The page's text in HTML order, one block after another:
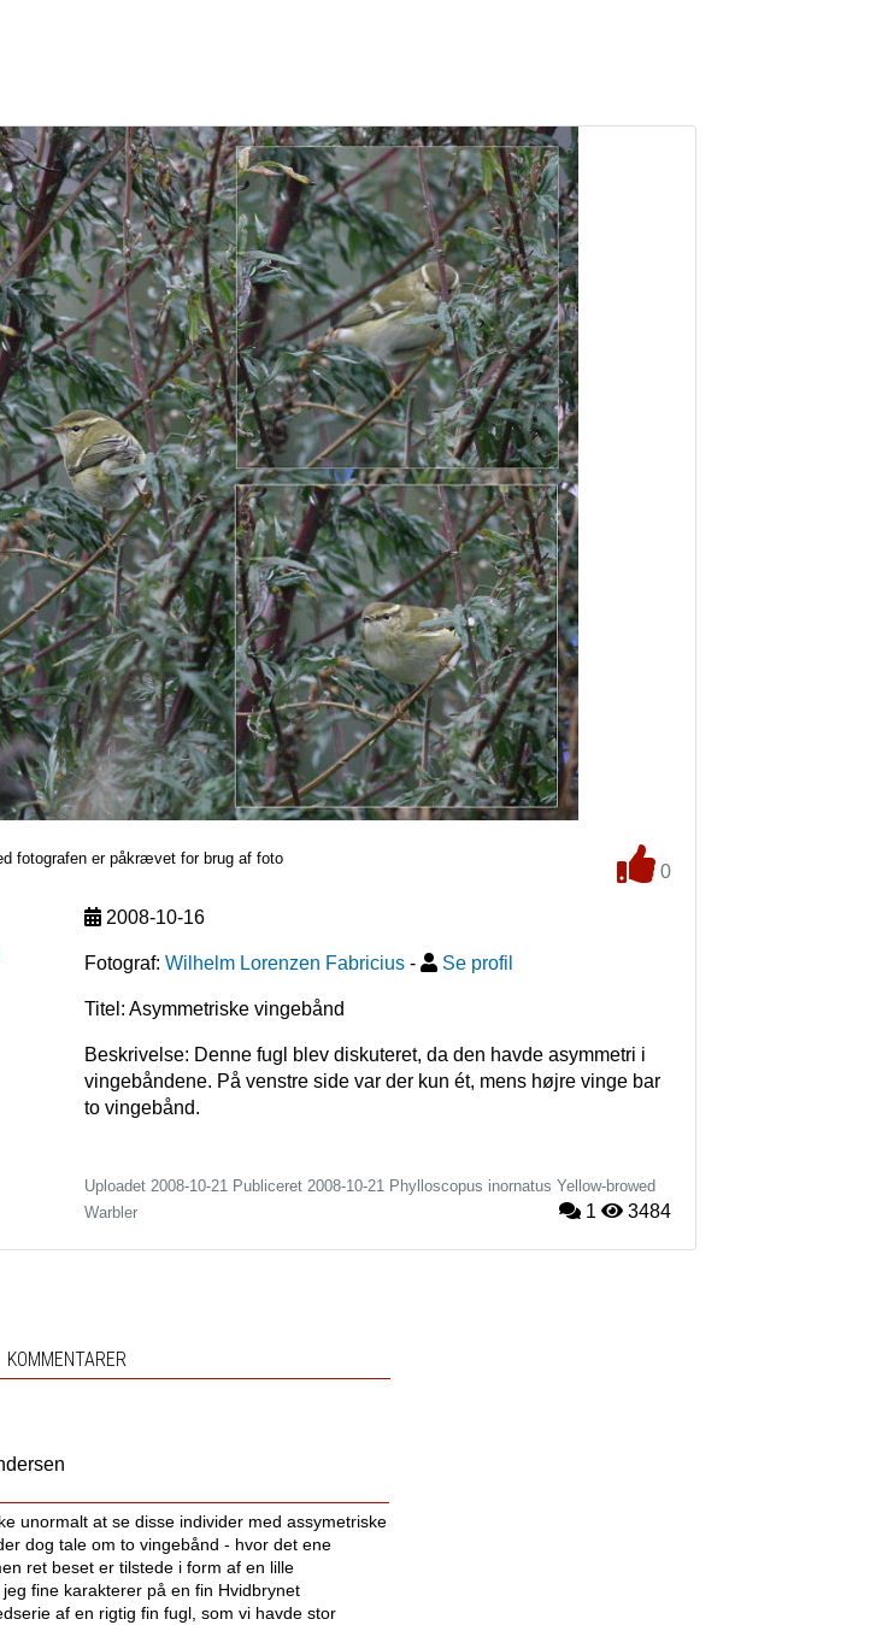
fotografen er påkrævet for brug af foto
0
2008-10-16
Fotograf: Wilhelm Lorenzen Fabricius - Se profil
Titel: Asymmetriske vingebånd
Beskrivelse: Denne fugl blev diskuteret, da den havde asymmetri i
vingebåndene. På venstre side var der kun ét, mens højre vinge bar
to vingebånd.
Uploadet 2008-10-21 Publiceret 2008-10-21 Phylloscopus inornatus Yellow-browed
Warbler
1 3484
KOMMENTARER
unormalt at se disse individer med assymetriske
dog tale om to vingebånd - hvor det ene
ret beset er tilstede i form af en lille
fine karakterer på en fin Hvidbrynet
af en rigtig fin fugl, som vi havde stor